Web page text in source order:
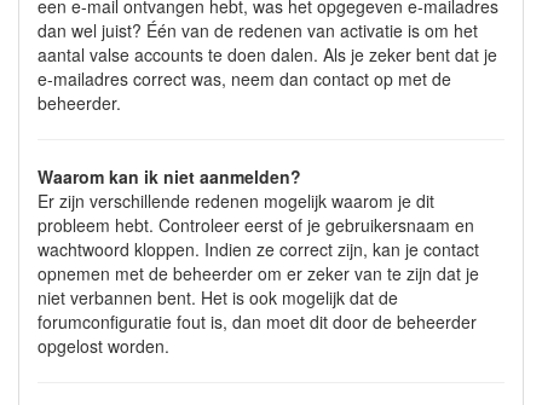
een e-mail ontvangen hebt, was het opgegeven e-mailadres
dan wel juist? Één van de redenen van activatie is om het
aantal valse accounts te doen dalen. Als je zeker bent dat je
e-mailadres correct was, neem dan contact op met de
beheerder.
Waarom kan ik niet aanmelden?
Er zijn verschillende redenen mogelijk waarom je dit
probleem hebt. Controleer eerst of je gebruikersnaam en
wachtwoord kloppen. Indien ze correct zijn, kan je contact
opnemen met de beheerder om er zeker van te zijn dat je
niet verbannen bent. Het is ook mogelijk dat de
forumconfiguratie fout is, dan moet dit door de beheerder
opgelost worden.